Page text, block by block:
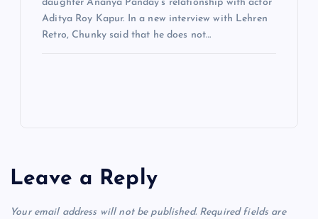
daughter Ananya Panday’s relationship with actor
Aditya Roy Kapur. In a new interview with Lehren
Retro, Chunky said that he does not…
Leave a Reply
Your email address will not be published. Required fields are